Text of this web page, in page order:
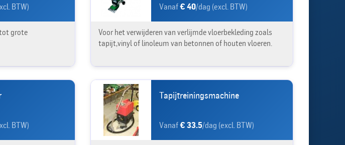
BTW)
grote
Vanaf€ 40/dag (excl. BTW)
Voor het verwijderen van verlijmde vloerbekleding zoals
tapijt,vinyl of linoleum van betonnen of houten vloeren.
BTW)
Tapijtreiningsmachine
Vanaf€ 33.5/dag (excl. BTW)